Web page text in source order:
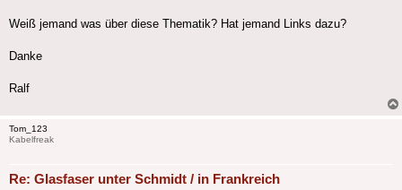
Weiß jemand was über diese Thematik? Hat jemand Links dazu?
Danke
Ralf
Tom_123
Kabelfreak
Re: Glasfaser unter Schmidt / in Frankreich